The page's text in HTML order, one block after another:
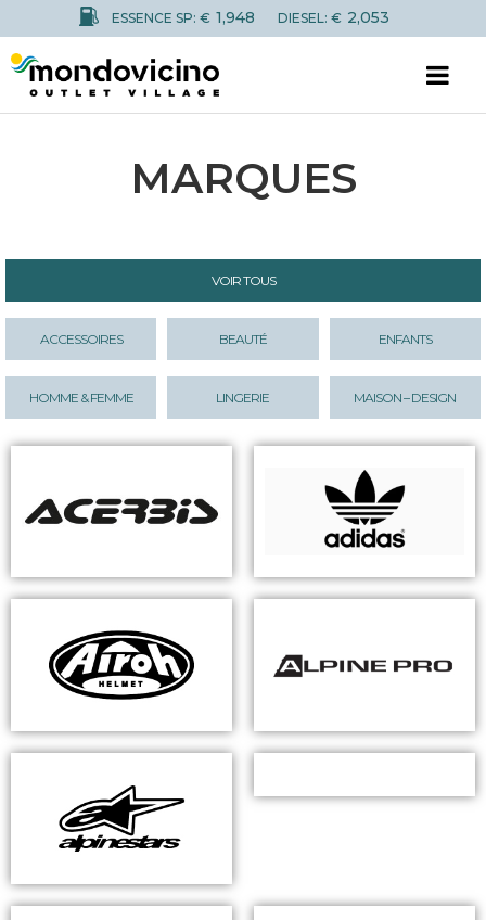
ESSENCE SP: € 1,948 DIESEL: € 2,053
MARQUES
VOIR TOUS
ACCESSOIRES BEAUTÉ ENFANTS
HOMME & FEMME LINGERIE MAISON – DESIGN